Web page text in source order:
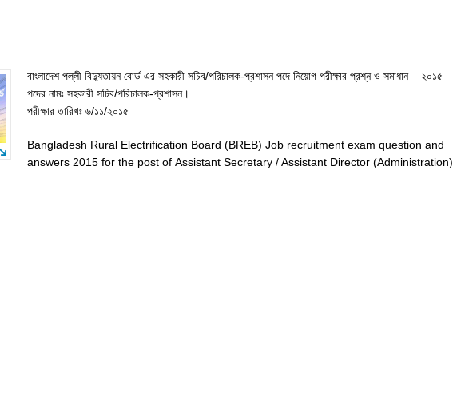
বাংলাদেশ পল্লী বিদ্যুতায়ন বোর্ড এর সহকারী সচিব/পরিচালক-প্রশাসন পদে নিয়োগ পরীক্ষার প্রশ্ন ও সমাধান – ২০১৫
পদের নামঃ সহকারী সচিব/পরিচালক-প্রশাসন।
পরীক্ষার তারিখঃ ৬/১১/২০১৫
Bangladesh Rural Electrification Board (BREB) Job recruitment exam question and
answers 2015 for the post of Assistant Secretary / Assistant Director (Administration).